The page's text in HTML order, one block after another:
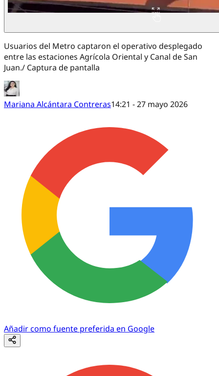
Usuarios del Metro captaron el operativo desplegado
entre las estaciones Agrícola Oriental y Canal de San
Juan./ Captura de pantalla
Mariana Alcántara Contreras14:21 - 27 mayo 2026
Añadir como fuente preferida en Google